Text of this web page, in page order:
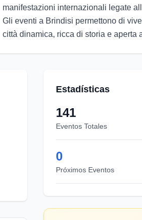
manifestazioni internazionali legate
Gli eventi a Brindisi permettono di
città dinamica, ricca di storia e aperta
Estadísticas
141
Eventos Totales
0
Próximos Eventos